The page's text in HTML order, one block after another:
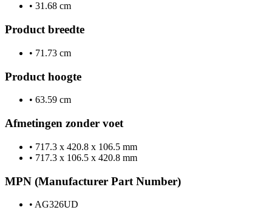
• 31.68 cm
Product breedte
• 71.73 cm
Product hoogte
• 63.59 cm
Afmetingen zonder voet
• 717.3 x 420.8 x 106.5 mm
• 717.3 x 106.5 x 420.8 mm
MPN (Manufacturer Part Number)
• AG326UD